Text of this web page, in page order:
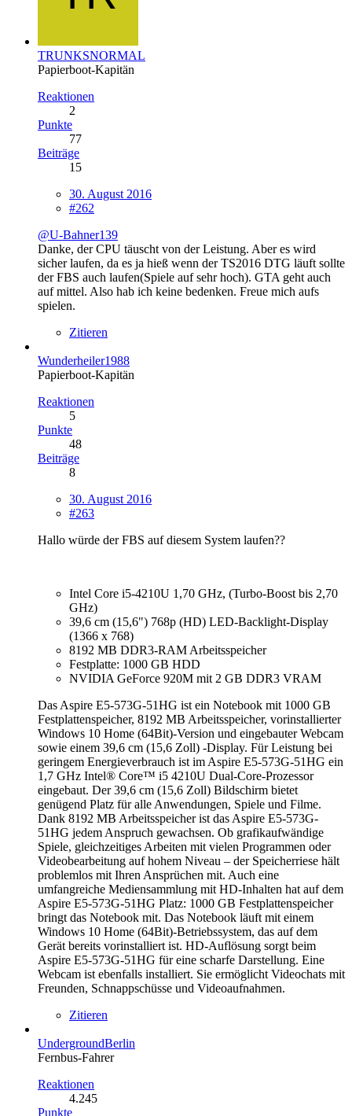
TRUNKSNORMAL
Papierboot-Kapitän
Reaktionen
2
Punkte
77
Beiträge
15
30. August 2016
#262
@U-Bahner139
Danke, der CPU täuscht von der Leistung. Aber es wird
sicher laufen, da es ja hieß wenn der TS2016 DTG läuft sollte
der FBS auch laufen(Spiele auf sehr hoch). GTA geht auch
auf mittel. Also hab ich keine bedenken. Freue mich aufs
spielen.
Zitieren
Wunderheiler1988
Papierboot-Kapitän
Reaktionen
5
Punkte
48
Beiträge
8
30. August 2016
#263
Hallo würde der FBS auf diesem System laufen??
Intel Core i5-4210U 1,70 GHz, (Turbo-Boost bis 2,70
GHz)
39,6 cm (15,6") 768p (HD) LED-Backlight-Display
(1366 x 768)
8192 MB DDR3-RAM Arbeitsspeicher
Festplatte: 1000 GB HDD
NVIDIA GeForce 920M mit 2 GB DDR3 VRAM
Das Aspire E5-573G-51HG ist ein Notebook mit 1000 GB
Festplattenspeicher, 8192 MB Arbeitsspeicher, vorinstallierter
Windows 10 Home (64Bit)-Version und eingebauter Webcam
sowie einem 39,6 cm (15,6 Zoll) -Display. Für Leistung bei
geringem Energieverbrauch ist im Aspire E5-573G-51HG ein
1,7 GHz Intel® Core™ i5 4210U Dual-Core-Prozessor
eingebaut. Der 39,6 cm (15,6 Zoll) Bildschirm bietet
genügend Platz für alle Anwendungen, Spiele und Filme.
Dank 8192 MB Arbeitsspeicher ist das Aspire E5-573G-
51HG jedem Anspruch gewachsen. Ob grafikaufwändige
Spiele, gleichzeitiges Arbeiten mit vielen Programmen oder
Videobearbeitung auf hohem Niveau – der Speicherriese hält
problemlos mit Ihren Ansprüchen mit. Auch eine
umfangreiche Mediensammlung mit HD-Inhalten hat auf dem
Aspire E5-573G-51HG Platz: 1000 GB Festplattenspeicher
bringt das Notebook mit. Das Notebook läuft mit einem
Windows 10 Home (64Bit)-Betriebssystem, das auf dem
Gerät bereits vorinstalliert ist. HD-Auflösung sorgt beim
Aspire E5-573G-51HG für eine scharfe Darstellung. Eine
Webcam ist ebenfalls installiert. Sie ermöglicht Videochats mit
Freunden, Schnappschüsse und Videoaufnahmen.
Zitieren
UndergroundBerlin
Fernbus-Fahrer
Reaktionen
4.245
Punkte